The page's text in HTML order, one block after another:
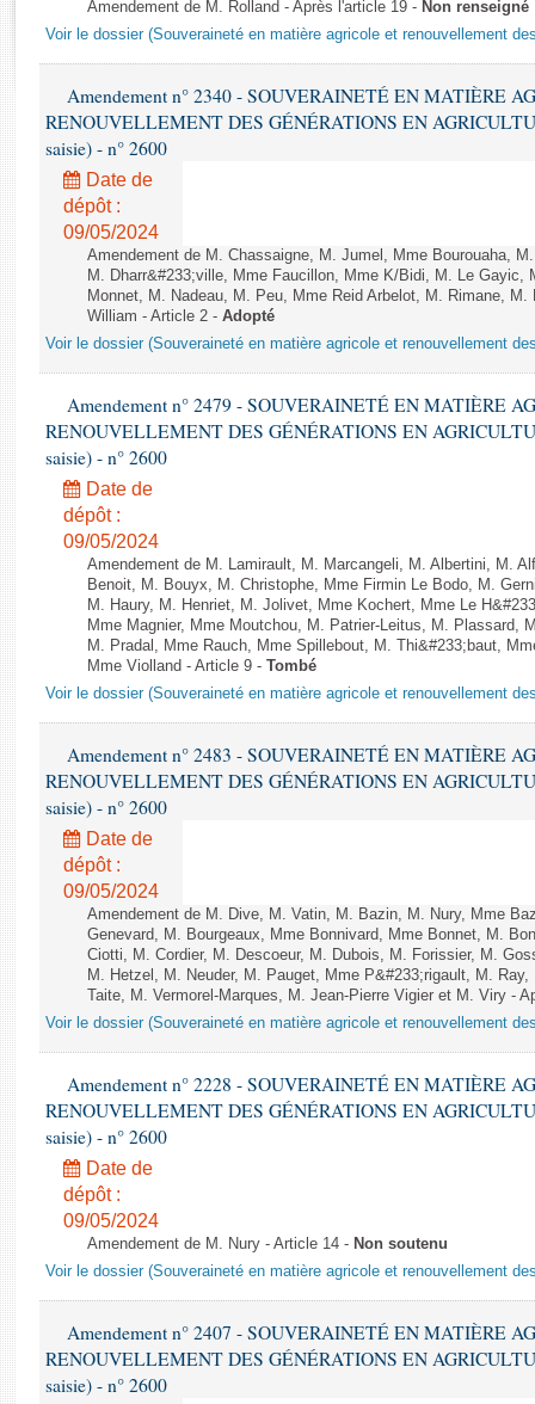
Rapports d'enquête
Rapports législatifs
Rapports sur l'application des lois
Baromètre de l’application des lois
Dossiers législatifs
Budget et sécurité sociale
Questions écrites et orales
Comptes rendus des débats
Amendement de M. Rolland - Après l'article 19 - Non renseigné
Voir le dossier (Souveraineté en matière agricole et renouvellement
Amendement n° 2340 - SOUVERAINETÉ EN MATIÈRE
RENOUVELLEMENT DES GÉNÉRATIONS EN
saisie) - n° 2600
Date de
dépôt :
09/05/2024
Amendement de M. Chassaigne, M. Jumel, Mme Bourouaha,
M. Dharr&#233;ville, Mme Faucillon, Mme K/Bidi, M. Le Gayic,
Monnet, M. Nadeau, M. Peu, Mme Reid Arbelot, M. Rimane,
William - Article 2 - Adopté
Voir le dossier (Souveraineté en matière agricole et renouvellement
Amendement n° 2479 - SOUVERAINETÉ EN MATIÈRE
RENOUVELLEMENT DES GÉNÉRATIONS EN
saisie) - n° 2600
Date de
dépôt :
09/05/2024
Amendement de M. Lamirault, M. Marcangeli, M. Albertini, M.
Benoit, M. Bouyx, M. Christophe, Mme Firmin Le Bodo, M.
M. Haury, M. Henriet, M. Jolivet, Mme Kochert, Mme Le
Mme Magnier, Mme Moutchou, M. Patrier-Leitus, M. Plassard,
M. Pradal, Mme Rauch, Mme Spillebout, M. Thi&#233;baut,
Mme Violland - Article 9 - Tombé
Voir le dossier (Souveraineté en matière agricole et renouvellement
Amendement n° 2483 - SOUVERAINETÉ EN MATIÈRE
RENOUVELLEMENT DES GÉNÉRATIONS EN
saisie) - n° 2600
Date de
dépôt :
09/05/2024
Amendement de M. Dive, M. Vatin, M. Bazin, M. Nury, Mme
Genevard, M. Bourgeaux, Mme Bonnivard, Mme Bonnet, M.
Ciotti, M. Cordier, M. Descoeur, M. Dubois, M. Forissier, M.
M. Hetzel, M. Neuder, M. Pauget, Mme P&#233;rigault, M.
Taite, M. Vermorel-Marques, M. Jean-Pierre Vigier et M. Viry -
Voir le dossier (Souveraineté en matière agricole et renouvellement
Amendement n° 2228 - SOUVERAINETÉ EN MATIÈRE
RENOUVELLEMENT DES GÉNÉRATIONS EN
saisie) - n° 2600
Date de
dépôt :
09/05/2024
Amendement de M. Nury - Article 14 - Non soutenu
Voir le dossier (Souveraineté en matière agricole et renouvellement
Amendement n° 2407 - SOUVERAINETÉ EN MATIÈRE
RENOUVELLEMENT DES GÉNÉRATIONS EN
saisie) - n° 2600